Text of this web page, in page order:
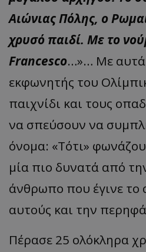
Αιώνιας Πόλης, ο
χρυσό παιδί. Με το
Francesco…»… Με αυτά
εκφωνητής του
παιχνίδι και τους
να σπεύσουν να
όνομα: «Τότι»
μία πιο δυνατά από
άνθρωπο που έγινε το
αυτούς και την
Πέρασε 25 ολόκληρα